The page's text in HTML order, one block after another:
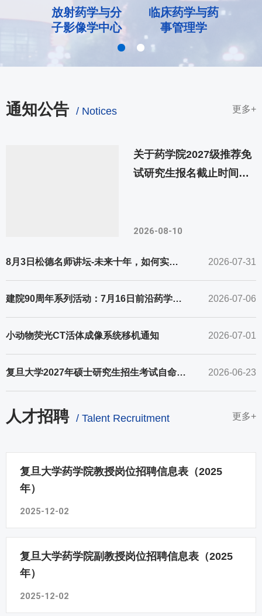
放射药学与分
子影像学中心
临床药学与药
事管理学
通知公告 / Notices 更多+
关于药学院2027级推荐免
试研究生报名截止时间延
2026-08-10
8月3日松德名师讲坛-未来十年，如何实现解决人类主要疾病的目标? 2026-07-31
建院90周年系列活动：7月16日前沿药学高端学术论坛暨松德名师讲坛 2026-07-06
小动物荧光CT活体成像系统移机通知 2026-07-01
复旦大学2027年硕士研究生招生考试自命题科目考试大纲 2026-06-23
人才招聘 / Talent Recruitment 更多+
复旦大学药学院教授岗位招聘信息表（2025
年）
2025-12-02
复旦大学药学院副教授岗位招聘信息表（2025
年）
2025-12-02